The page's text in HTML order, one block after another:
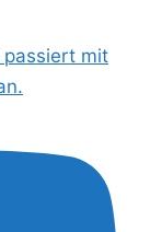
passiert mit